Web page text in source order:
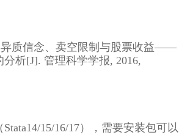
异质信念、卖空限制与股票收益——
析[J]. 管理科学学报, 2016,
15/16/17），需要安装包可以